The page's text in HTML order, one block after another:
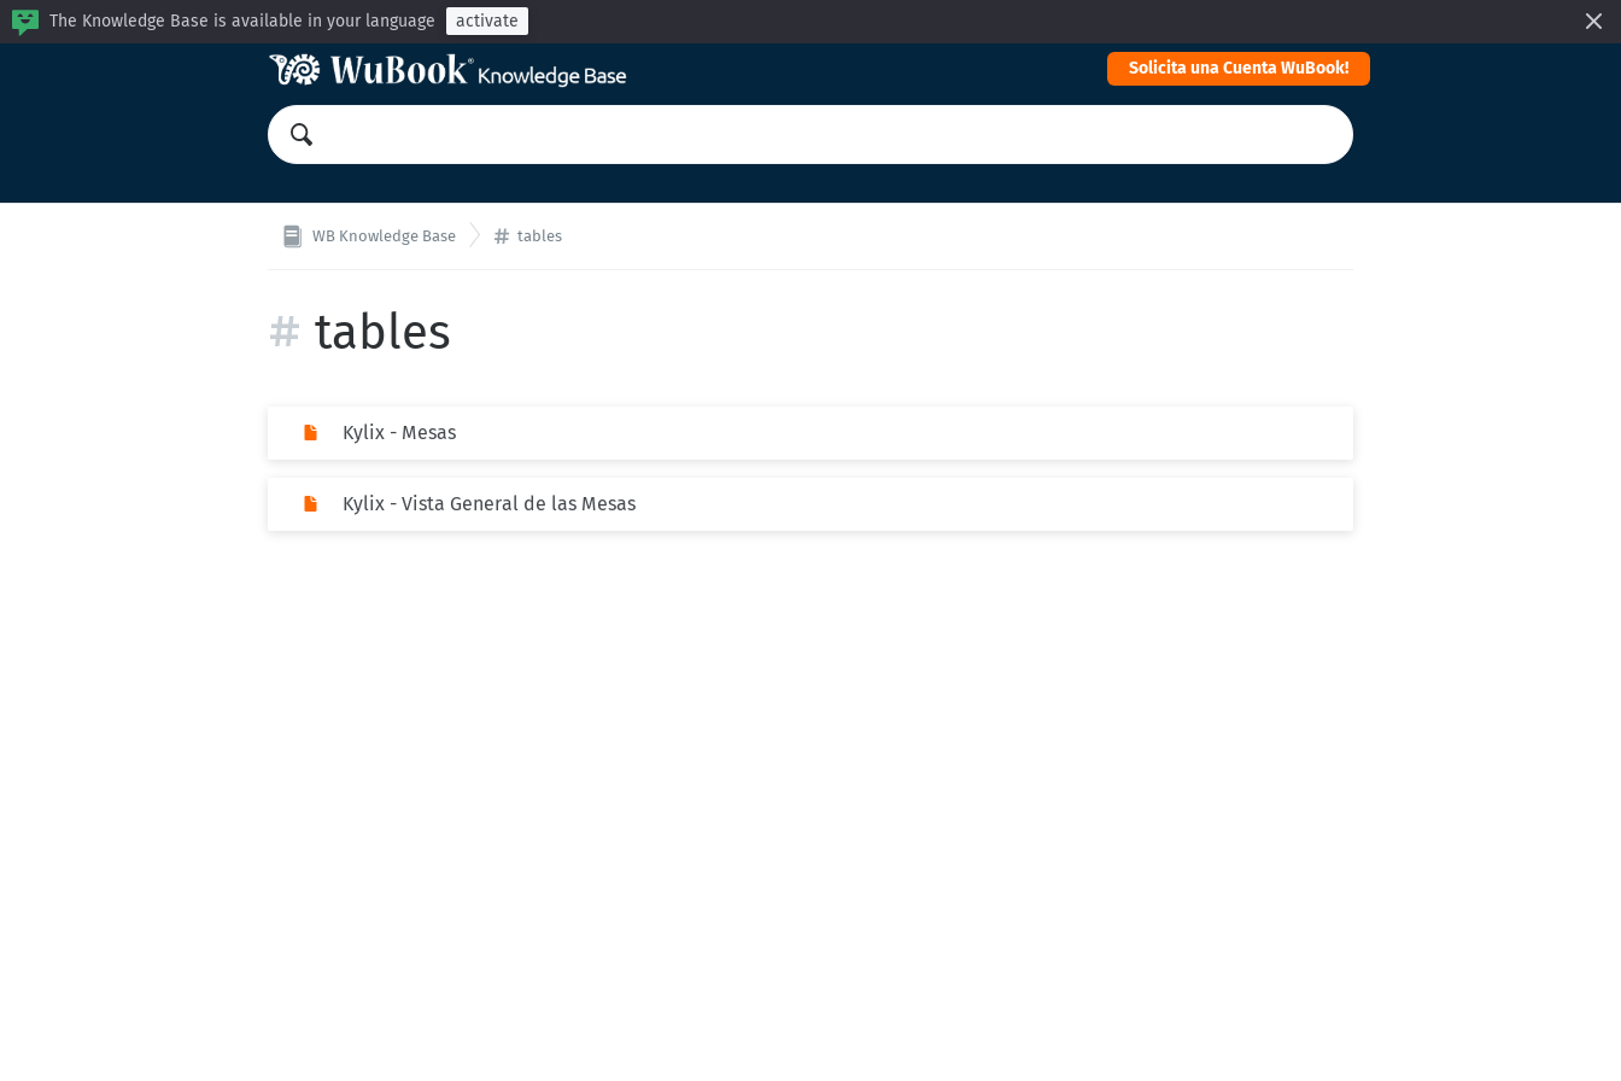
The Knowledge Base is available in your language activate
Solicita una Cuenta WuBook!
WB Knowledge Base tables
tables
Kylix - Mesas
Kylix - Vista General de las Mesas